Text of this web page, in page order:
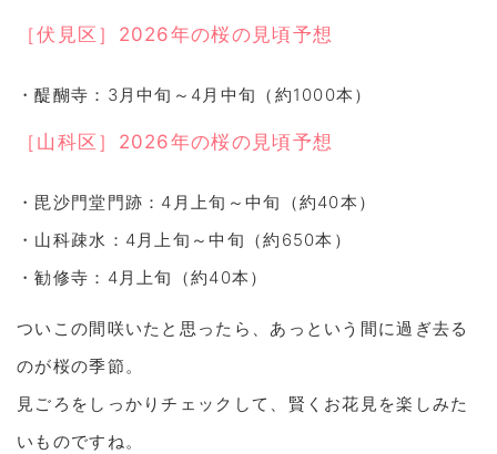
［伏見区］2026年の桜の見頃予想
・醍醐寺：3月中旬～4月中旬（約1000本）
［山科区］2026年の桜の見頃予想
・毘沙門堂門跡：4月上旬～中旬（約40本）
・山科疎水：4月上旬～中旬（約650本）
・勧修寺：4月上旬（約40本）
ついこの間咲いたと思ったら、あっという間に過ぎ去る
のが桜の季節。
見ごろをしっかりチェックして、賢くお花見を楽しみた
いものですね。